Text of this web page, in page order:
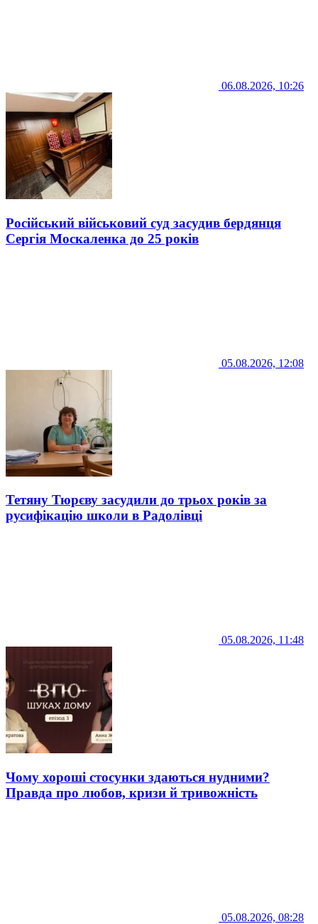
06.08.2026, 10:26
Російський військовий суд засудив бердянця
Сергія Москаленка до 25 років
05.08.2026, 12:08
Тетяну Тюрєву засудили до трьох років за
русифікацію школи в Радолівці
05.08.2026, 11:48
Чому хороші стосунки здаються нудними?
Правда про любов, кризи й тривожність
05.08.2026, 08:28